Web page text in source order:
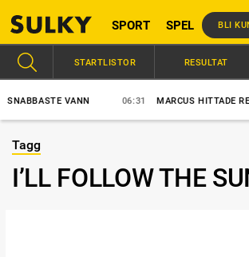
SPORT SPEL BLI
VANN 06:31 MARCUS HITTADE
STARTLISTOR RESULTAT
Tagg
I’LL FOLLOW THE